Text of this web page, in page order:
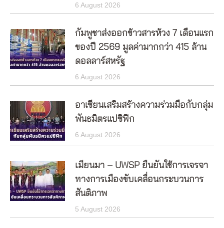
6 August 2026
กัมพูชาส่งออกข้าวสารห้วง 7 เดือนแรก
ของปี 2569 มูลค่ามากกว่า 415 ล้าน
ดอลลาร์สหรัฐ
6 August 2026
อาเซียนเสริมสร้างความร่วมมือกับกลุ่ม
พันธมิตรแปซิฟิก
6 August 2026
เมียนมา – UWSP ยืนยันใช้การเจรจา
ทางการเมืองขับเคลื่อนกระบวนการ
สันติภาพ
5 August 2026